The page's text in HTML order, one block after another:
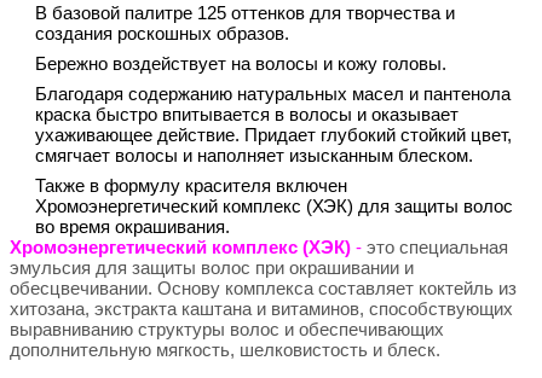
В базовой палитре 125 оттенков для творчества и
создания роскошных образов.
Бережно воздействует на волосы и кожу головы.
Благодаря содержанию натуральных масел и пантенола
краска быстро впитывается в волосы и оказывает
ухаживающее действие. Придает глубокий стойкий цвет,
смягчает волосы и наполняет изысканным блеском.
Также в формулу красителя включен
Хромоэнергетический комплекс (ХЭК) для защиты волос
во время окрашивания.
Хромоэнергетический комплекс (ХЭК) - это специальная
эмульсия для защиты волос при окрашивании и
обесцвечивании. Основу комплекса составляет коктейль из
хитозана, экстракта каштана и витаминов, способствующих
выравниванию структуры волос и обеспечивающих
дополнительную мягкость, шелковистость и блеск.